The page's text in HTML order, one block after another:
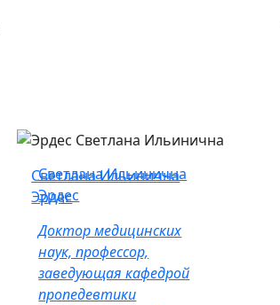
Светлана Ильинична
Эрдес
Доктор медицинских
наук, профессор,
заведующая кафедрой
пропедевтики
Светлана Ильинична
Эрдес